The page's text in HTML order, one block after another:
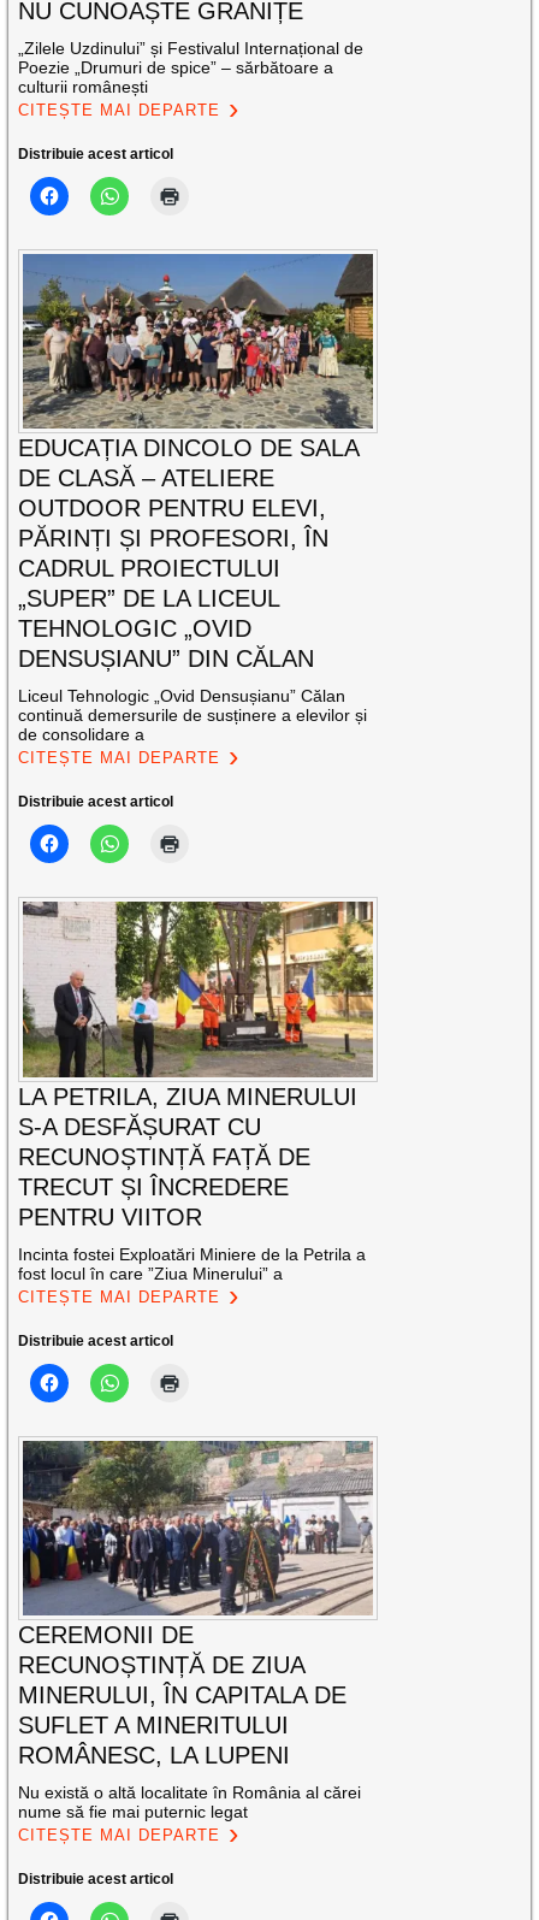
NU CUNOAȘTE GRANIȚE
„Zilele Uzdinului” și Festivalul Internațional de
Poezie „Drumuri de spice” – sărbătoare a
culturii românești
CITEȘTE MAI DEPARTE
Distribuie acest articol
EDUCAȚIA DINCOLO DE SALA
DE CLASĂ – ATELIERE
OUTDOOR PENTRU ELEVI,
PĂRINȚI ȘI PROFESORI, ÎN
CADRUL PROIECTULUI
„SUPER” DE LA LICEUL
TEHNOLOGIC „OVID
DENSUȘIANU” DIN CĂLAN
Liceul Tehnologic „Ovid Densușianu” Călan
continuă demersurile de susținere a elevilor și
de consolidare a
CITEȘTE MAI DEPARTE
Distribuie acest articol
LA PETRILA, ZIUA MINERULUI
S-A DESFĂȘURAT CU
RECUNOȘTINȚĂ FAȚĂ DE
TRECUT ȘI ÎNCREDERE
PENTRU VIITOR
Incinta fostei Exploatări Miniere de la Petrila a
fost locul în care ”Ziua Minerului” a
CITEȘTE MAI DEPARTE
Distribuie acest articol
CEREMONII DE
RECUNOȘTINȚĂ DE ZIUA
MINERULUI, ÎN CAPITALA DE
SUFLET A MINERITULUI
ROMÂNESC, LA LUPENI
Nu există o altă localitate în România al cărei
nume să fie mai puternic legat
CITEȘTE MAI DEPARTE
Distribuie acest articol